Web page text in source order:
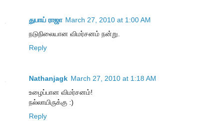
துபாய் ராஜா March 27, 2010 at 1:00 AM
நடுநிலையான விமர்சனம் நன்று.
Reply
Nathanjagk March 27, 2010 at 1:18 AM
உ​ழைப்பான விமர்சனம்!
நல்லாயிருக்கு :)
Reply